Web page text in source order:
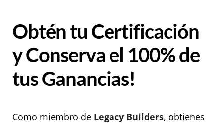
Obtén tu Certificación
y Conserva el 100% de
tus Ganancias!
Como miembro de Legacy Builders, obtienes